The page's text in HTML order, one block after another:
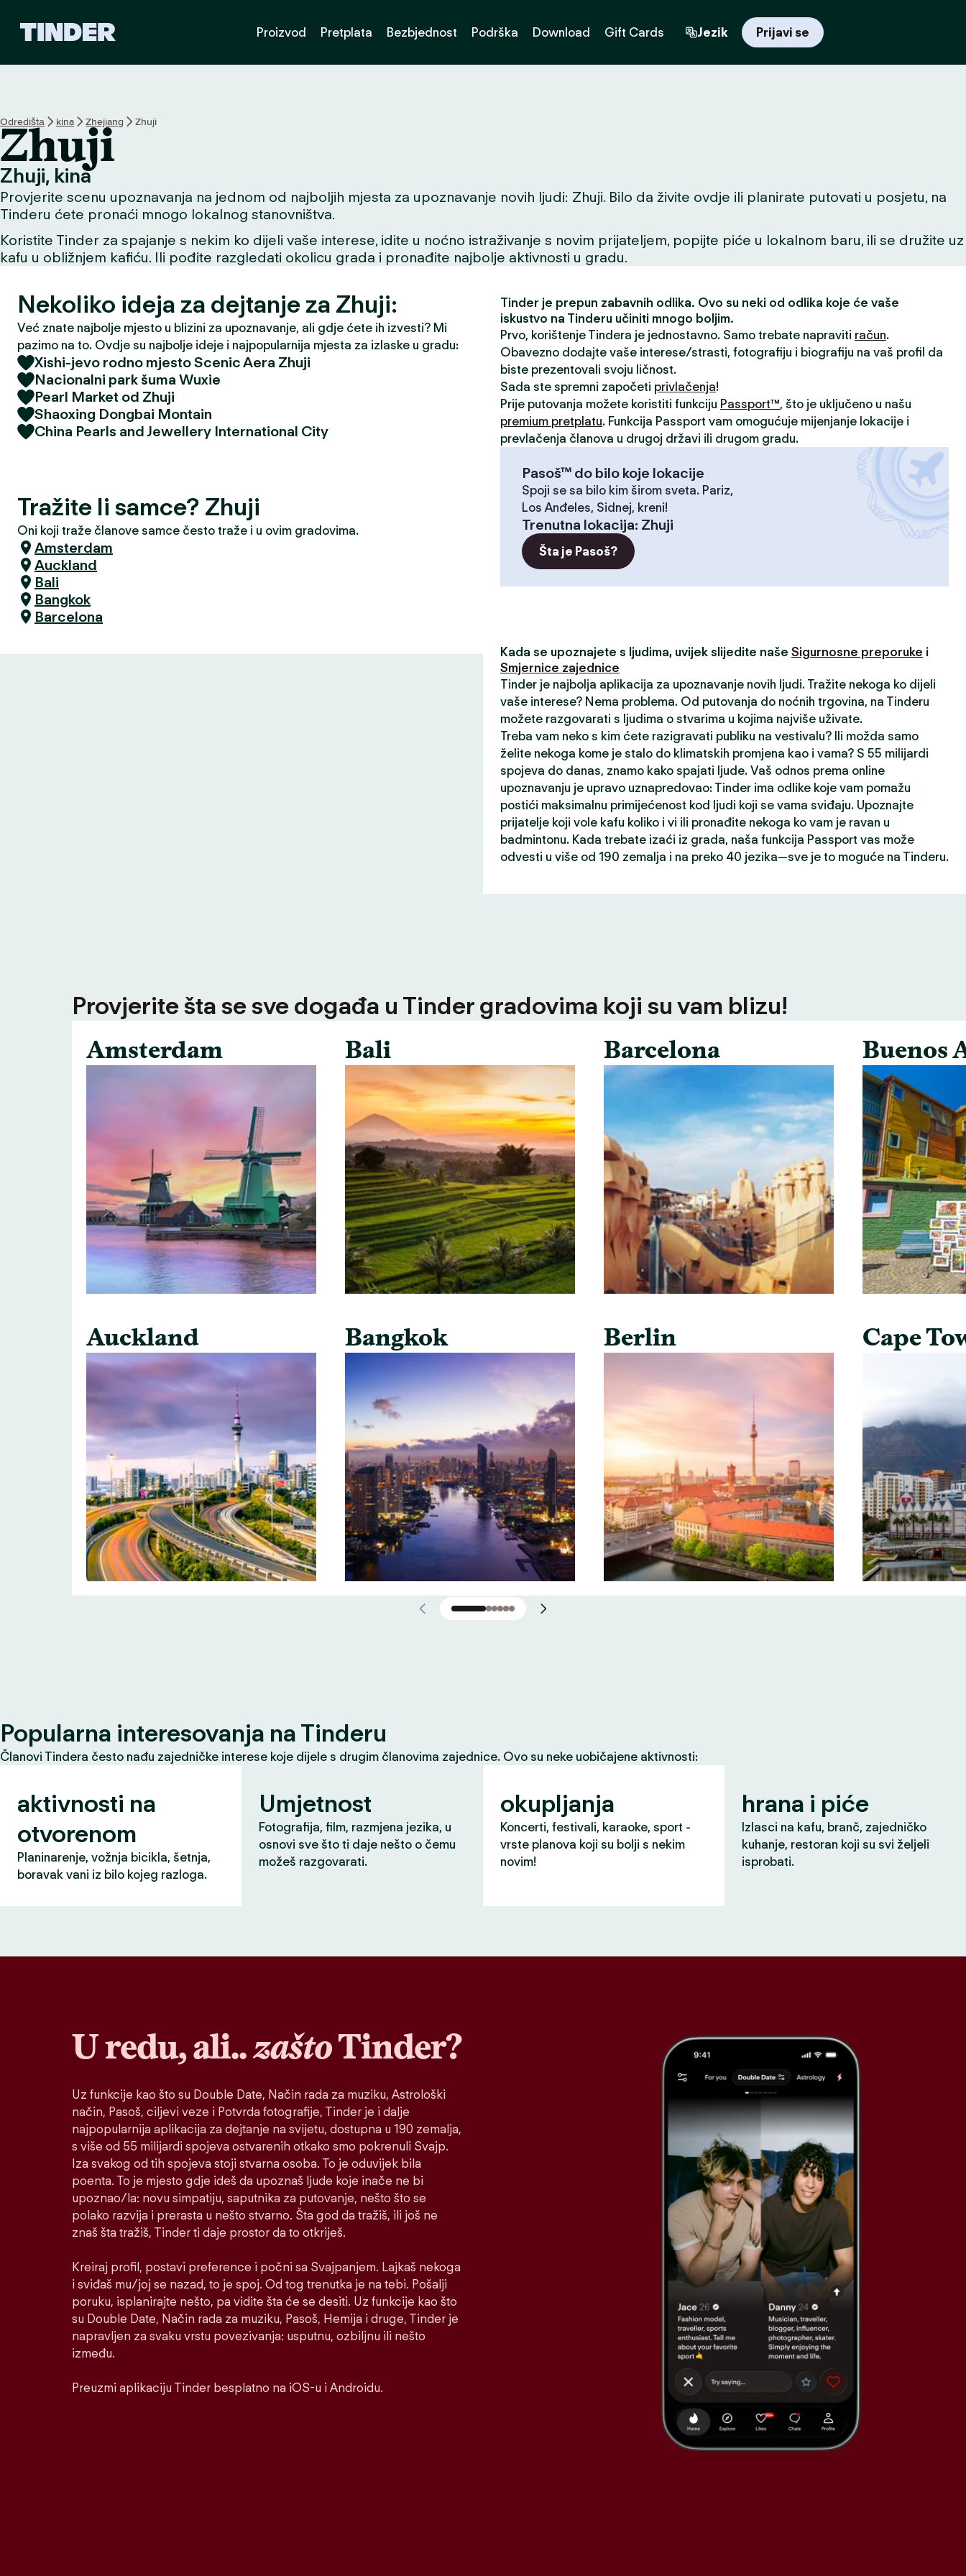
H
Proizvod Pretplata Bezbjednost Podrška Download Gift Cards Jezik Prijavi se
Odredištа kina Zhejiang Zhuji
Zhuji
Zhuji, kina
Provjerite scenu upoznavanja na jednom od najboljih mjesta za upoznavanje novih ljudi: Zhuji. Bilo da živite ovdje ili planirate putovati u posjetu, na
Tinderu ćete pronaći mnogo lokalnog stanovništva.
Koristite Tinder za spajanje s nekim ko dijeli vaše interese, idite u noćno istraživanje s novim prijateljem, popijte piće u lokalnom baru, ili se družite uz
kafu u obližnjem kafiću. Ili pođite razgledati okolicu grada i pronađite najbolje aktivnosti u gradu.
Nekoliko ideja za dejtanje za Zhuji:
Već znate najbolje mjesto u blizini za upoznavanje, ali gdje ćete ih izvesti? Mi
pazimo na to. Ovdje su najbolje ideje i najpopularnija mjesta za izlaske u gradu:
Xishi-jevo rodno mjesto Scenic Aera Zhuji
Nacionalni park šuma Wuxie
Pearl Market od Zhuji
Shaoxing Dongbai Montain
China Pearls and Jewellery International City
Tražite li samce? Zhuji
Oni koji traže članove samce često traže i u ovim gradovima.
Amsterdam
Auckland
Bali
Bangkok
Barcelona
Tinder je prepun zabavnih odlika. Ovo su neki od odlika koje će vaše
iskustvo na Tinderu učiniti mnogo boljim.
Prvo, korištenje Tindera je jednostavno. Samo trebate napraviti račun.
Obavezno dodajte vaše interese/strasti, fotografiju i biografiju na vaš profil da
biste prezentovali svoju ličnost.
Sada ste spremni započeti privlačenja!
Prije putovanja možete koristiti funkciju Passport™, što je uključeno u našu
premium pretplatu. Funkcija Passport vam omogućuje mijenjanje lokacije i
prevlačenja članova u drugoj državi ili drugom gradu.
Pasoš™ do bilo koje lokacije
Spoji se sa bilo kim širom sveta. Pariz,
Los Anđeles, Sidnej, kreni!
Trenutna lokacija: Zhuji
Šta je Pasoš?
Kada se upoznajete s ljudima, uvijek slijedite naše Sigurnosne preporuke i
Smjernice zajednice
Tinder je najbolja aplikacija za upoznavanje novih ljudi. Tražite nekoga ko dijeli
vaše interese? Nema problema. Od putovanja do noćnih trgovina, na Tinderu
možete razgovarati s ljudima o stvarima u kojima najviše uživate.
Treba vam neko s kim ćete razigravati publiku na vestivalu? Ili možda samo
želite nekoga kome je stalo do klimatskih promjena kao i vama? S 55 milijardi
spojeva do danas, znamo kako spajati ljude. Vaš odnos prema online
upoznavanju je upravo uznapredovao: Tinder ima odlike koje vam pomažu
postići maksimalnu primijećenost kod ljudi koji se vama sviđaju. Upoznajte
prijatelje koji vole kafu koliko i vi ili pronađite nekoga ko vam je ravan u
badmintonu. Kada trebate izaći iz grada, naša funkcija Passport vas može
odvesti u više od 190 zemalja i na preko 40 jezika—sve je to moguće na Tinderu.
Provjerite šta se sve događa u Tinder gradovima koji su vam blizu!
Amsterdam
Auckland
Bali
Bangkok
Barcelona
Berlin
Buenos
Cape
Popularna interesovanja na Tinderu
Članovi Tindera često nađu zajedničke interese koje dijele s drugim članovima zajednice. Ovo su neke uobičajene aktivnosti:
aktivnosti na
otvorenom
Planinarenje, vožnja bicikla, šetnja,
boravak vani iz bilo kojeg razloga.
Umjetnost
Fotografija, film, razmjena jezika, u
osnovi sve što ti daje nešto o čemu
možeš razgovarati.
okupljanja
Koncerti, festivali, karaoke, sport -
vrste planova koji su bolji s nekim
novim!
hrana i piće
Izlasci na kafu, branč, zajedničko
kuhanje, restoran koji su svi željeli
isprobati.
U redu, ali..zaštoTinder?
Uz funkcije kao što su Double Date, Način rada za muziku, Astrološki
način, Pasoš, ciljevi veze i Potvrda fotografije, Tinder je i dalje
najpopularnija aplikacija za dejtanje na svijetu, dostupna u 190 zemalja,
s više od 55 milijardi spojeva ostvarenih otkako smo pokrenuli Svajp.
Iza svakog od tih spojeva stoji stvarna osoba. To je oduvijek bila
poenta. To je mjesto gdje ideš da upoznaš ljude koje inače ne bi
upoznao/la: novu simpatiju, saputnika za putovanje, nešto što se
polako razvija i prerasta u nešto stvarno. Šta god da tražiš, ili još ne
znaš šta tražiš, Tinder ti daje prostor da to otkriješ.
Kreiraj profil, postavi preference i počni sa Svajpanjem. Lajkaš nekoga
i sviđaš mu/joj se nazad, to je spoj. Od tog trenutka je na tebi. Pošalji
poruku, isplanirajte nešto, pa vidite šta će se desiti. Uz funkcije kao što
su Double Date, Način rada za muziku, Pasoš, Hemija i druge, Tinder je
napravljen za svaku vrstu povezivanja: usputnu, ozbiljnu ili nešto
između.
Preuzmi aplikaciju Tinder besplatno na iOS-u i Androidu.